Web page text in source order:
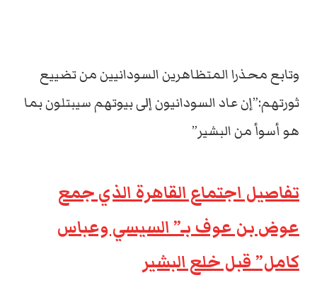
وتابع محذرا المتظاهرين السودانيين من تضييع
ثورتهم:”إن عاد السودانيون إلى بيوتهم سيبتلون بما
هو أسوأ من البشير”
تفاصيل اجتماع القاهرة الذي جمع
عوض بن عوف بـ” السيسي وعباس
كامل” قبل خلع البشير